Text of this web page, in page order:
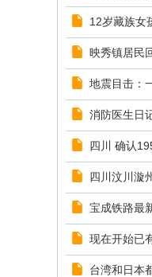
12岁藏族女
映秀镇居民
地震目击：
消防医生日
四川 确认
四川汶川漩
宝成铁路最
现在开始已
台湾和日本